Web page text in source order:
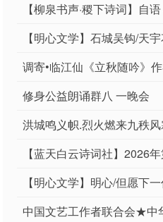
修身公益朗诵群八 一晚会